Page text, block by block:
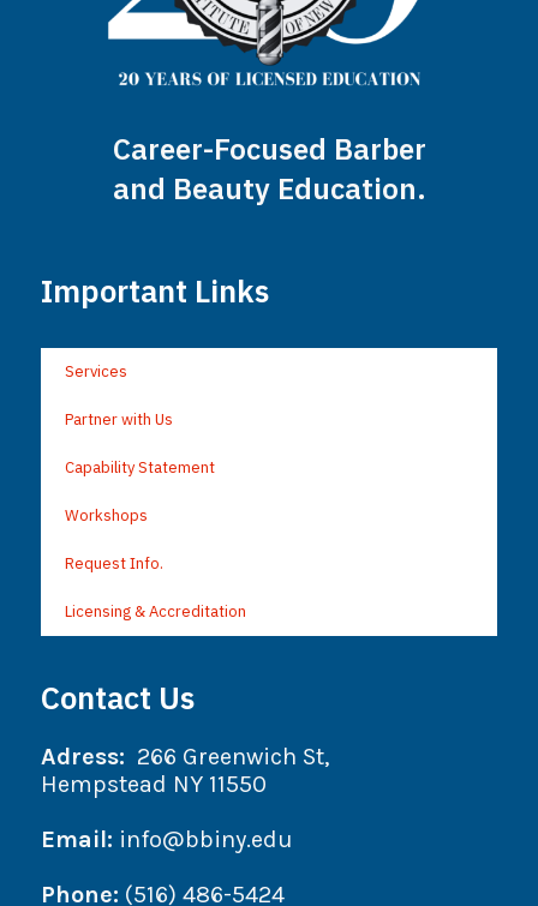
Career-Focused Barber
and Beauty Education.
Important Links
Services
Partner with Us
Capability Statement
Workshops
Request Info.
Licensing & Accreditation
Contact Us
Adress: 266 Greenwich St,
Hempstead NY 11550
Email: info@bbiny.edu
Phone: (516) 486-5424